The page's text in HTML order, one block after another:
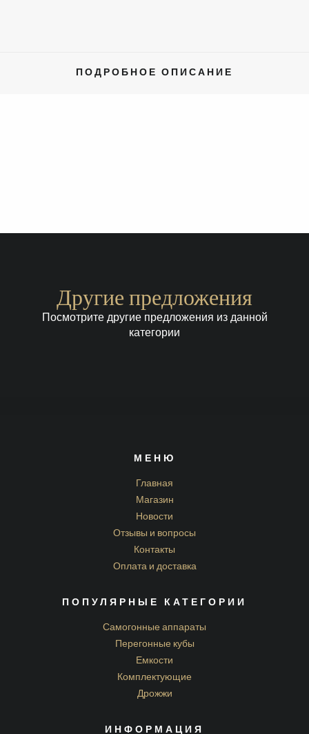
ПОДРОБНОЕ ОПИСАНИЕ
Другие предложения
Посмотрите другие предложения из данной
категории
МЕНЮ
Главная
Магазин
Новости
Отзывы и вопросы
Контакты
Оплата и доставка
ПОПУЛЯРНЫЕ КАТЕГОРИИ
Самогонные аппараты
Перегонные кубы
Емкости
Комплектующие
Дрожжи
ИНФОРМАЦИЯ